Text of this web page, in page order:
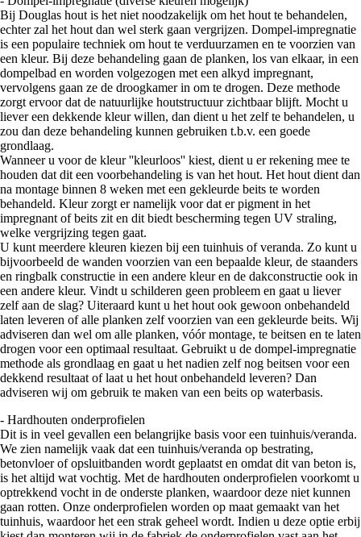
Bij Douglas hout is het niet noodzakelijk om het hout te behandelen,
echter zal het hout dan wel sterk gaan vergrijzen. Dompel-impregnatie
is een populaire techniek om hout te verduurzamen en te voorzien van
een kleur. Bij deze behandeling gaan de planken, los van elkaar, in een
dompelbad en worden volgezogen met een alkyd impregnant,
vervolgens gaan ze de droogkamer in om te drogen. Deze methode
zorgt ervoor dat de natuurlijke houtstructuur zichtbaar blijft. Mocht u
liever een dekkende kleur willen, dan dient u het zelf te behandelen, u
zou dan deze behandeling kunnen gebruiken t.b.v. een goede
grondlaag.
Wanneer u voor de kleur ''kleurloos'' kiest, dient u er rekening mee te
houden dat dit een voorbehandeling is van het hout. Het hout dient dan
na montage binnen 8 weken met een gekleurde beits te worden
behandeld. Kleur zorgt er namelijk voor dat er pigment in het
impregnant of beits zit en dit biedt bescherming tegen UV straling,
welke vergrijzing tegen gaat.
U kunt meerdere kleuren kiezen bij een tuinhuis of veranda. Zo kunt u
bijvoorbeeld de wanden voorzien van een bepaalde kleur, de staanders
en ringbalk constructie in een andere kleur en de dakconstructie ook in
een andere kleur. Vindt u schilderen geen probleem en gaat u liever
zelf aan de slag? Uiteraard kunt u het hout ook gewoon onbehandeld
laten leveren of alle planken zelf voorzien van een gekleurde beits. Wij
adviseren dan wel om alle planken, vóór montage, te beitsen en te laten
drogen voor een optimaal resultaat. Gebruikt u de dompel-impregnatie
methode als grondlaag en gaat u het nadien zelf nog beitsen voor een
dekkend resultaat of laat u het hout onbehandeld leveren? Dan
adviseren wij om gebruik te maken van een beits op waterbasis.
- Hardhouten onderprofielen
Dit is in veel gevallen een belangrijke basis voor een tuinhuis/veranda.
We zien namelijk vaak dat een tuinhuis/veranda op bestrating,
betonvloer of opsluitbanden wordt geplaatst en omdat dit van beton is,
is het altijd wat vochtig. Met de hardhouten onderprofielen voorkomt u
optrekkend vocht in de onderste planken, waardoor deze niet kunnen
gaan rotten. Onze onderprofielen worden op maat gemaakt van het
tuinhuis, waardoor het een strak geheel wordt. Indien u deze optie erbij